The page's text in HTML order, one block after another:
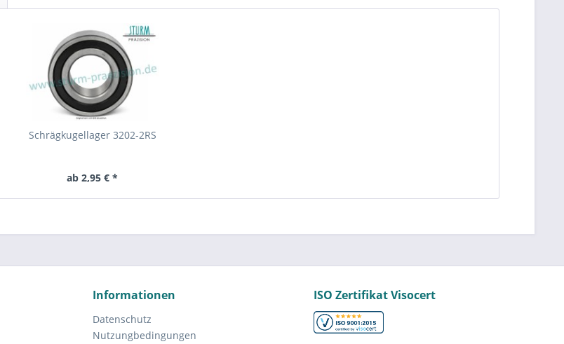
Schrägkugellager 3202-2RS
ab 2,95 € *
Informationen
Datenschutz
Nutzungbedingungen
ISO Zertifikat Visocert